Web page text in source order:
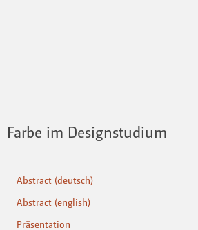
Farbe im Designstudium
Abstract (deutsch)
Abstract (english)
Präsentation